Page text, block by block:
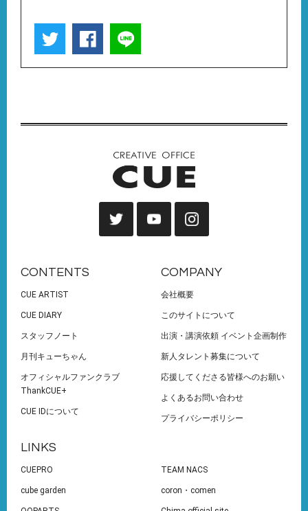
CONTENTS
CUE ARTIST
CUE DIARY
スタッフノート
月刊キューちゃん
オフィシャルファンクラブ
ThankCUE+
CUE IDについて
COMPANY
会社概要
このサイトについて
出演・講演依頼 イベント企画制作
新人タレント募集について
応援してくださる皆様へのお願い
よくあるお問い合わせ
プライバシーポリシー
LINKS
CUEPRO TEAM NACS
cube garden coron・comen